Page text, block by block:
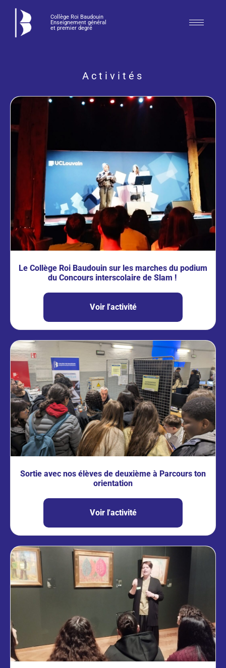
Collège Roi Baudouin
Enseignement général
et premier degré
Activités
Le Collège Roi Baudouin sur les marches du podium
du Concours interscolaire de Slam !
Voir l'activité
Sortie avec nos élèves de deuxième à Parcours ton
orientation
Voir l'activité